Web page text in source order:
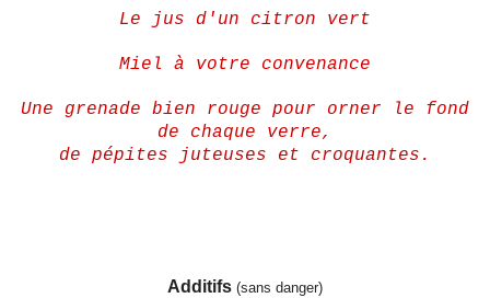
Le jus d'un citron vert
Miel à votre convenance
Une grenade bien rouge pour orner le fond
de chaque verre,
de pépites juteuses et croquantes.
Additifs (sans danger)